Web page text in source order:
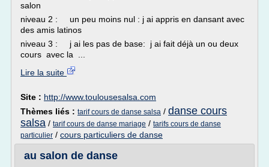
salon
niveau 2 : un peu moins nul : j ai appris en dansant avec
des amis latinos
niveau 3 : j ai les pas de base: j ai fait déjà un ou deux
cours avec la ...
Lire la suite
Site : http://www.toulousesalsa.com
Thèmes liés : tarif cours de danse salsa / danse cours
salsa / tarif cours de danse mariage / tarifs cours de danse
particulier / cours particuliers de danse
au salon de danse